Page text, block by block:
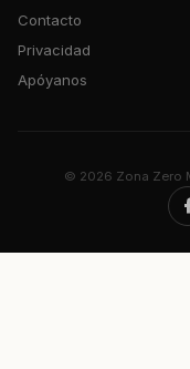
Contacto
Privacidad
Apóyanos
© 2026 Zona Zero